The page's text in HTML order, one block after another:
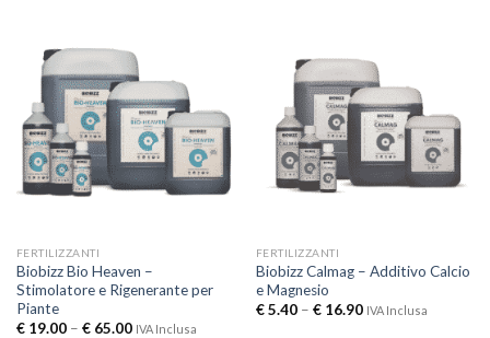
FERTILIZZANTI
Biobizz Bio Heaven –
Stimolatore e Rigenerante per
Piante
€19.00– €65.00 IVA Inclusa
FERTILIZZANTI
Biobizz Calmag – Additivo Calcio
e Magnesio
€5.40– €16.90 IVA Inclusa